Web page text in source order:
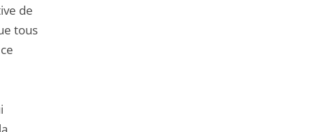
de
tous